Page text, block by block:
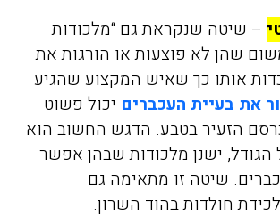
– שיטה שנקראת גם “מלכודות
שהן לא פוצעות או הורגות את
אותו כך שאיש המקצוע שהגיע
את בעיית העכברים יכול פשוט
הזעיר בטבע. הדגש החשוב הוא
הגודל, ישנן מלכודות שבהן אפשר
גם 10 עכברים. שיטה זו מתאימה גם
חולדות בהוד השרון.